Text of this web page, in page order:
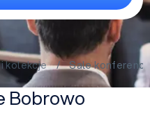
i kolekcje/ Sale
Bobrowo